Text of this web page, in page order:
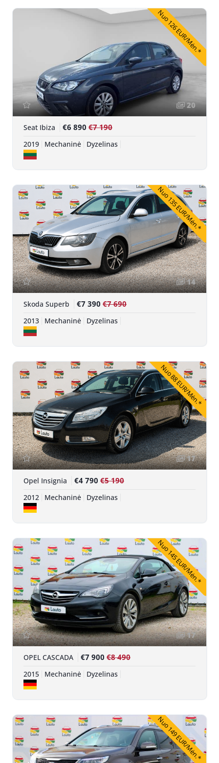
Nuo 126 EUR/Mėn.*
20
Seat Ibiza €6 890 €7 190
2019 Mechaninė Dyzelinas
Nuo 135 EUR/Mėn.*
14
Skoda Superb €7 390 €7 690
2013 Mechaninė Dyzelinas
Nuo 88 EUR/Mėn.*
17
Opel Insignia €4 790 €5 190
2012 Mechaninė Dyzelinas
Nuo 145 EUR/Mėn.*
17
OPEL CASCADA €7 900 €8 490
2015 Mechaninė Dyzelinas
Nuo 149 EUR/Mėn.*